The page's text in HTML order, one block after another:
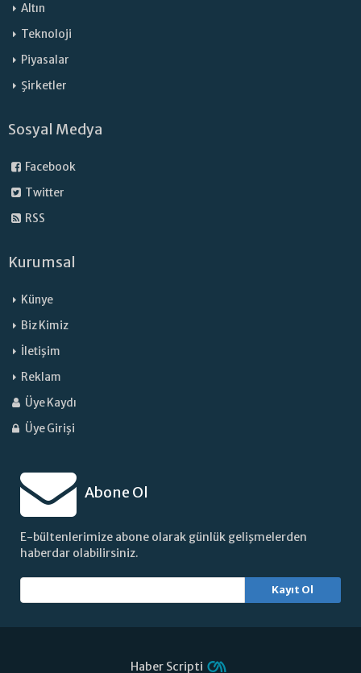
Altın
Teknoloji
Piyasalar
Şirketler
Sosyal Medya
Facebook
Twitter
RSS
Kurumsal
Künye
Biz Kimiz
İletişim
Reklam
Üye Kaydı
Üye Girişi
Abone Ol
E-bültenlerimize abone olarak günlük gelişmelerden
haberdar olabilirsiniz.
Kayıt Ol
Haber Scripti